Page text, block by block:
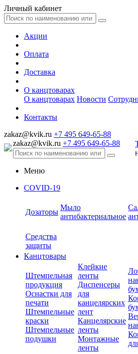
Личный кабинет
Акции
Оплата
Доставка
О канцтоварах
О канцтоварах Новости
Контакты
zakaz@kvik.ru +7 495 649-65-88
zakaz@kvik.ru +7 495 649-65-88
Меню
COVID-19
Дозаторы
Мыло
антибактериальное
Средства
защиты
Канцтовары
Штемпельная
продукция
Оснастки для
печати
Штемпельные
краски
Штемпельные
подушки
Клейкие
ленты
Диспенсеры
для
канцелярских
лент
Канцелярские
ленты
Монтажные
ленты